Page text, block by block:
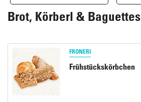
Brot, Körberl & Baguettes
FRONERI
Frühstückskörbchen